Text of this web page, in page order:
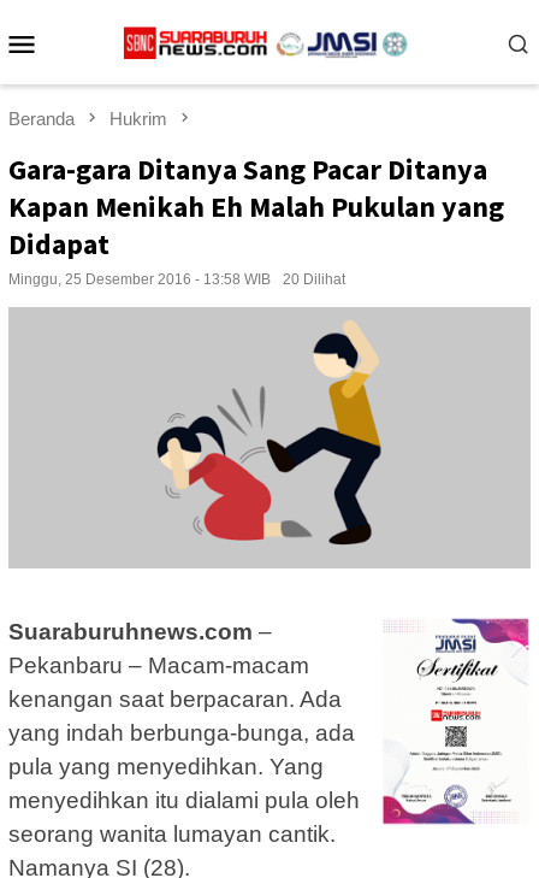
ke
Beranda Hukrim
Gara-gara Ditanya Sang Pacar Ditanya
Kapan Menikah Eh Malah Pukulan yang
Didapat
Minggu, 25 Desember 2016 - 13:58 WIB 20 Dilihat
Suaraburuhnews.com –
Pekanbaru – Macam-macam
kenangan saat berpacaran. Ada
yang indah berbunga-bunga, ada
pula yang menyedihkan. Yang
menyedihkan itu dialami pula oleh
seorang wanita lumayan cantik.
Namanya SI (28).